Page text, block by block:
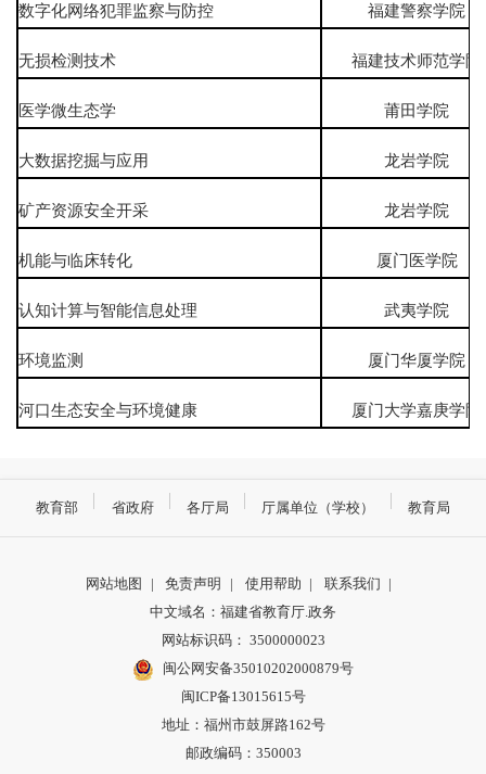
数字化网络犯罪监察与防控 福建警察学院
无损检测技术 福建技术师范学院
医学微生态学 莆田学院
大数据挖掘与应用 龙岩学院
矿产资源安全开采 龙岩学院
机能与临床转化 厦门医学院
认知计算与智能信息处理 武夷学院
环境监测 厦门华厦学院
河口生态安全与环境健康 厦门大学嘉庚学院
教育部 省政府 各厅局 厅属单位（学校） 教育局
网站地图 | 免责声明 | 使用帮助 | 联系我们 |
中文域名：福建省教育厅.政务
网站标识码： 3500000023
闽公网安备35010202000879号
闽ICP备13015615号
地址：福州市鼓屏路162号
邮政编码：350003